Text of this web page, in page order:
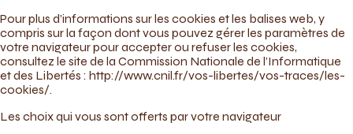
Pour plus d’informations sur les cookies et les balises web, y
compris sur la façon dont vous pouvez gérer les paramètres de
votre navigateur pour accepter ou refuser les cookies,
consultez le site de la Commission Nationale de l’Informatique
et des Libertés : http://www.cnil.fr/vos-libertes/vos-traces/les-
cookies/.
Les choix qui vous sont offerts par votre navigateur